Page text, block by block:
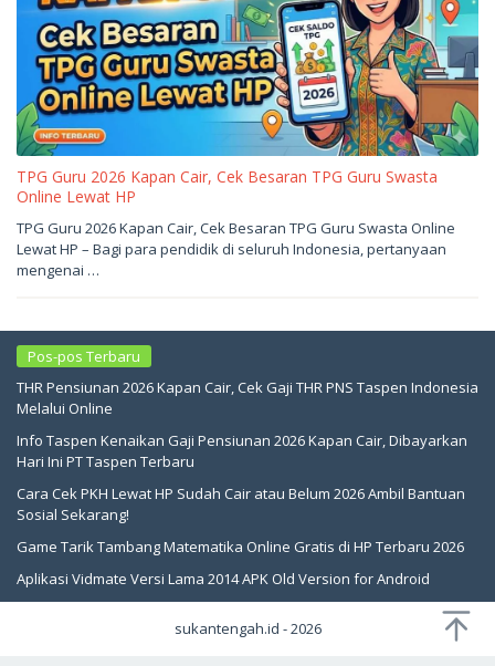
TPG Guru 2026 Kapan Cair, Cek Besaran TPG Guru Swasta
Online Lewat HP
Mei
21,
oleh
sukantengah
TPG Guru 2026 Kapan Cair, Cek Besaran TPG Guru Swasta Online
Lewat HP – Bagi para pendidik di seluruh Indonesia, pertanyaan
mengenai …
Pos-pos Terbaru
THR Pensiunan 2026 Kapan Cair, Cek Gaji THR PNS Taspen Indonesia
Melalui Online
Info Taspen Kenaikan Gaji Pensiunan 2026 Kapan Cair, Dibayarkan
Hari Ini PT Taspen Terbaru
Cara Cek PKH Lewat HP Sudah Cair atau Belum 2026 Ambil Bantuan
Sosial Sekarang!
Game Tarik Tambang Matematika Online Gratis di HP Terbaru 2026
Aplikasi Vidmate Versi Lama 2014 APK Old Version for Android
sukantengah.id - 2026